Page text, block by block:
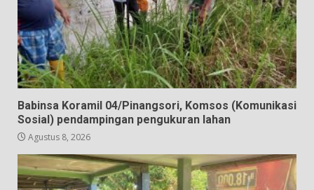
Babinsa Koramil 04/Pinangsori, Komsos (Komunikasi
Sosial) pendampingan pengukuran lahan
Agustus 8, 2026